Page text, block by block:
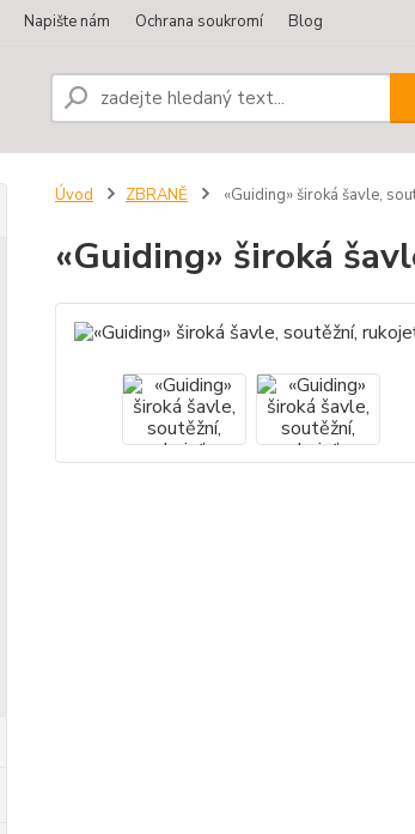
Napište nám Ochrana soukromí Blog
Úvod ZBRANĚ «Guiding» široká šavle,
«Guiding» široká